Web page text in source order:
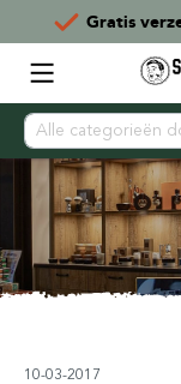
10-03-2017